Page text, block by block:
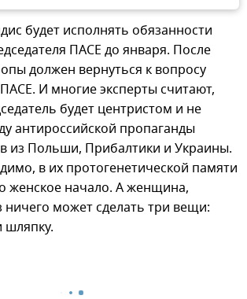
будет исполнять обязанности
ПАСЕ до января. После
должен вернуться к вопросу
И многие эксперты считают,
будет центристом и не
антироссийской пропаганды
из Польши, Прибалтики и Украины.
в их протогенетической памяти
женское начало. А женщина,
ничего может сделать три вещи:
шляпку.